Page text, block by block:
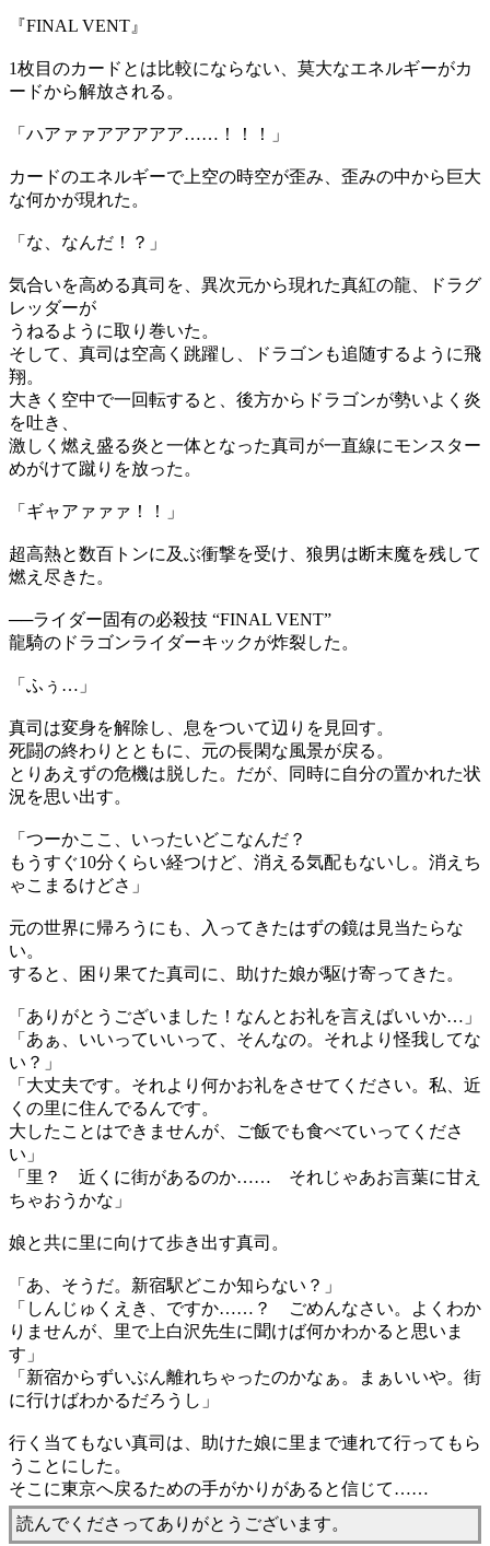
『FINAL VENT』
1枚目のカードとは比較にならない、莫大なエネルギーがカ
ードから解放される。
「ハアァァアアアアア……！！！」
カードのエネルギーで上空の時空が歪み、歪みの中から巨大
な何かが現れた。
「な、なんだ！？」
気合いを高める真司を、異次元から現れた真紅の龍、ドラグ
レッダーが
うねるように取り巻いた。
そして、真司は空高く跳躍し、ドラゴンも追随するように飛
翔。
大きく空中で一回転すると、後方からドラゴンが勢いよく炎
を吐き、
激しく燃え盛る炎と一体となった真司が一直線にモンスター
めがけて蹴りを放った。
「ギャアァァァ！！」
超高熱と数百トンに及ぶ衝撃を受け、狼男は断末魔を残して
燃え尽きた。
──ライダー固有の必殺技 “FINAL VENT”
龍騎のドラゴンライダーキックが炸裂した。
「ふぅ…」
真司は変身を解除し、息をついて辺りを見回す。
死闘の終わりとともに、元の長閑な風景が戻る。
とりあえずの危機は脱した。だが、同時に自分の置かれた状
況を思い出す。
「つーかここ、いったいどこなんだ？
もうすぐ10分くらい経つけど、消える気配もないし。消えち
ゃこまるけどさ」
元の世界に帰ろうにも、入ってきたはずの鏡は見当たらな
い。
すると、困り果てた真司に、助けた娘が駆け寄ってきた。
「ありがとうございました！なんとお礼を言えばいいか…」
「あぁ、いいっていいって、そんなの。それより怪我してな
い？」
「大丈夫です。それより何かお礼をさせてください。私、近
くの里に住んでるんです。
大したことはできませんが、ご飯でも食べていってくださ
い」
「里？ 近くに街があるのか…… それじゃあお言葉に甘え
ちゃおうかな」
娘と共に里に向けて歩き出す真司。
「あ、そうだ。新宿駅どこか知らない？」
「しんじゅくえき、ですか……？ ごめんなさい。よくわか
りませんが、里で上白沢先生に聞けば何かわかると思いま
す」
「新宿からずいぶん離れちゃったのかなぁ。まぁいいや。街
に行けばわかるだろうし」
行く当てもない真司は、助けた娘に里まで連れて行ってもら
うことにした。
そこに東京へ戻るための手がかりがあると信じて……
読んでくださってありがとうございます。